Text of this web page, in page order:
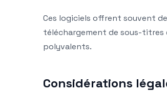
Ces logiciels offrent souvent
téléchargement de sous-titres
polyvalents.
Considérations